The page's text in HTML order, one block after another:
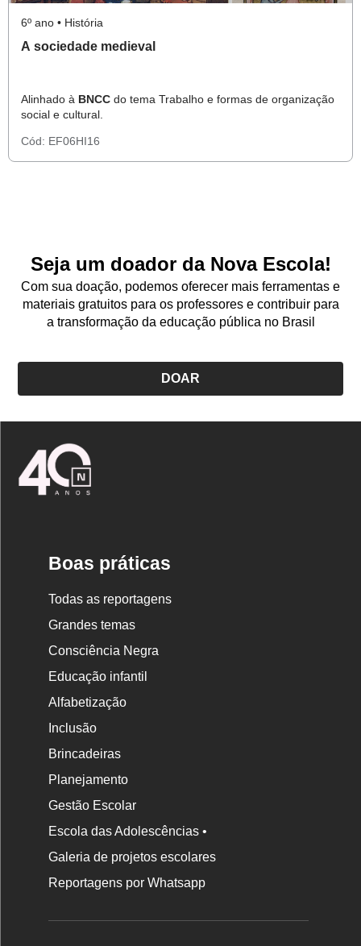
6º ano • História
A sociedade medieval
Alinhado à BNCC do tema Trabalho e formas de organização
social e cultural.
Cód: EF06HI16
Seja um doador da Nova Escola!
Com sua doação, podemos oferecer mais ferramentas e
materiais gratuitos para os professores e contribuir para
a transformação da educação pública no Brasil
DOAR
Boas práticas
Todas as reportagens
Grandes temas
Consciência Negra
Educação infantil
Alfabetização
Inclusão
Brincadeiras
Planejamento
Gestão Escolar
Escola das Adolescências •
Galeria de projetos escolares
Reportagens por Whatsapp